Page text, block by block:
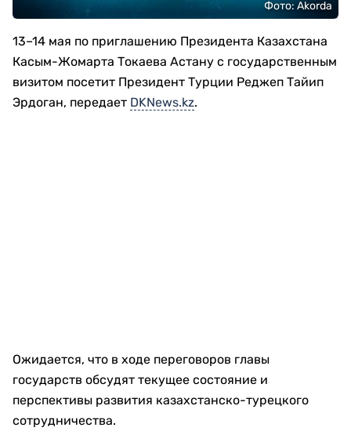
Фото: Akorda
13–14 мая по приглашению Президента Казахстана
Касым-Жомарта Токаева Астану с государственным
визитом посетит Президент Турции Реджеп Тайип
Эрдоган, передает DKNews.kz.
Ожидается, что в ходе переговоров главы
государств обсудят текущее состояние и
перспективы развития казахстанско-турецкого
сотрудничества.